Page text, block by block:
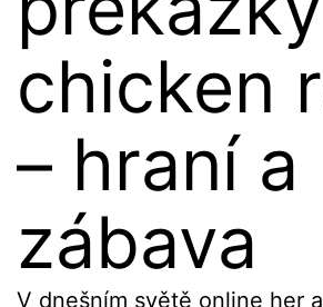
chicken
– hraní a
zábava
V dnešním světě online her